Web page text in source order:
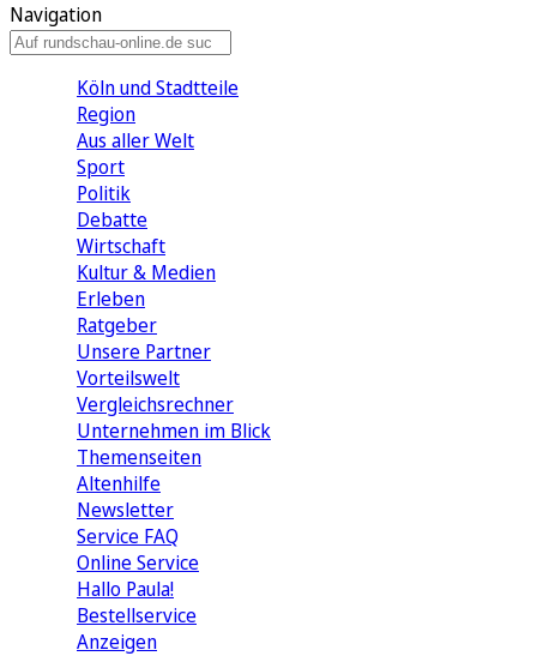
Navigation
Köln und Stadtteile
Region
Aus aller Welt
Sport
Politik
Debatte
Wirtschaft
Kultur & Medien
Erleben
Ratgeber
Unsere Partner
Vorteilswelt
Vergleichsrechner
Unternehmen im Blick
Themenseiten
Altenhilfe
Newsletter
Service FAQ
Online Service
Hallo Paula!
Bestellservice
Anzeigen